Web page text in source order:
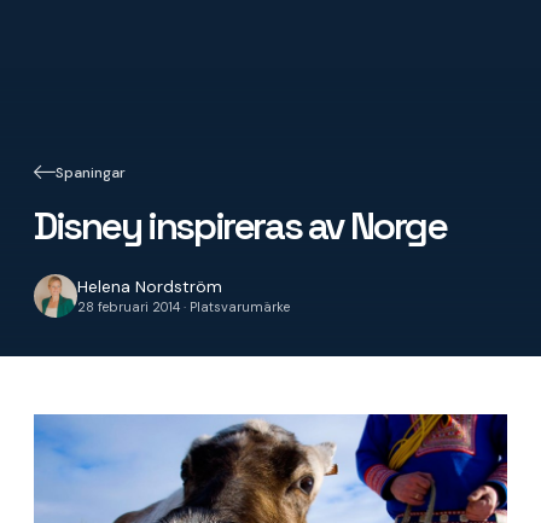
Spaningar
Disney inspireras av Norge
Helena Nordström
28 februari 2014 · Platsvarumärke